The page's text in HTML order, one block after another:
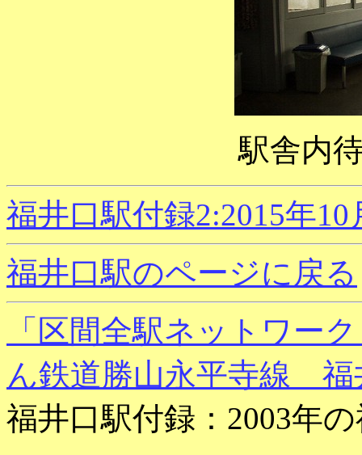
駅舎内
福井口駅付録2:2015年
福井口駅のページに戻る
「区間全駅ネットワー
ん鉄道勝山永平寺線 福
福井口駅付録：2003年